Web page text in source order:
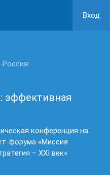
Вход
эффективная
конференция на
форума «Миссия
– XXI век»